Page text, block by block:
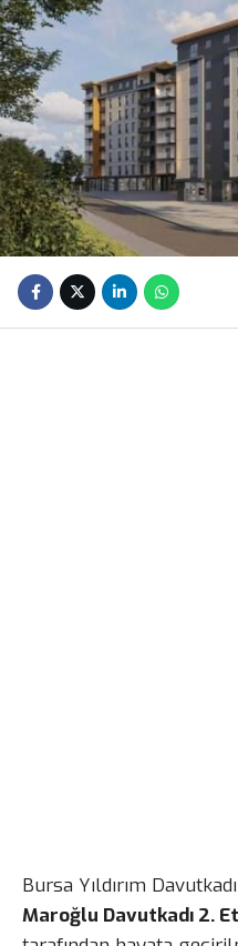
Bursa Yıldırım
Maroğlu Davutkadı 2.